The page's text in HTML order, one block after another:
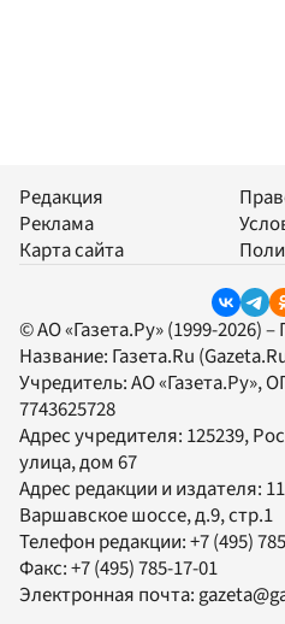
Редакция
Реклама
Карта сайта
© АО «Газета.Ру» (1999-2026)
Название: Газета.Ru
Учредитель:АО «Газета.Ру»,
7743625728
Адрес учредителя: 125239,
улица, дом 67
Адрес редакции и издателя:
Варшавское шоссе, д.9, стр.1
Телефон редакции:+7 (495)
Факс:+7 (495) 785-17-01
Электронная почта: